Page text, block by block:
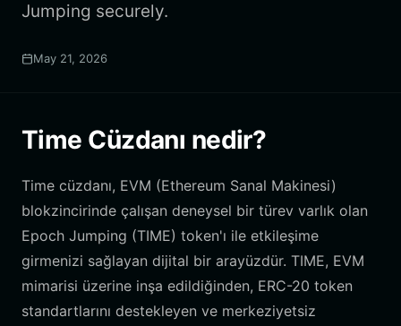
Jumping securely.
May 21, 2026
Time Cüzdanı nedir?
Time cüzdanı, EVM (Ethereum Sanal Makinesi)
blokzincirinde çalışan deneysel bir türev varlık olan
Epoch Jumping (TIME) token'ı ile etkileşime
girmenizi sağlayan dijital bir arayüzdür. TIME, EVM
mimarisi üzerine inşa edildiğinden, ERC-20 token
standartlarını destekleyen ve merkeziyetsiz